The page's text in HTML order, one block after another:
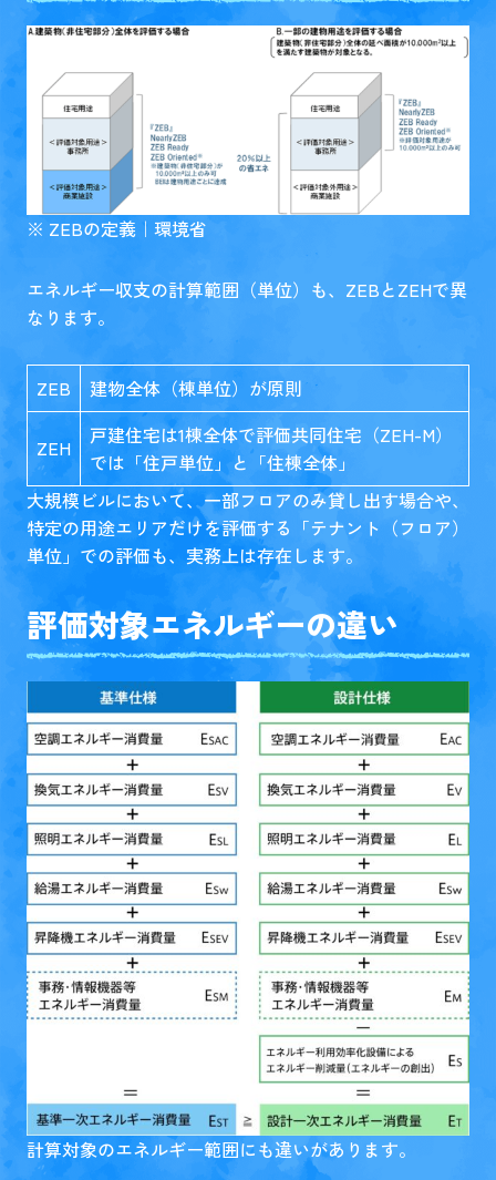
※ ZEBの定義｜環境省
エネルギー収支の計算範囲（単位）も、ZEBとZEHで異
なります。
ZEB 建物全体（棟単位）が原則
ZEH
戸建住宅は1棟全体で評価共同住宅（ZEH-M）
では「住戸単位」と「住棟全体」
大規模ビルにおいて、一部フロアのみ貸し出す場合や、
特定の用途エリアだけを評価する「テナント（フロア）
単位」での評価も、実務上は存在します。
評価対象エネルギーの違い
計算対象のエネルギー範囲にも違いがあります。